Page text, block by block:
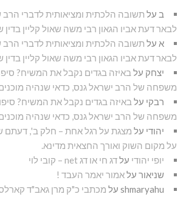
ב על תשובה הלכתית ומציאותית לדברי הרב
לבאר דעת אביו הגאון רבי משה שאול קליין
א על תשובה הלכתית ומציאותית לדברי הרב
לבאר דעת אביו הגאון רבי משה שאול קליין
יצחק על באיזה בגדים נקבל את המשיח?
משפחה של הרב ישראל גנס, כדאי שנהיה
רבקי על באיזה בגדים נקבל את המשיח?
משפחה של הרב ישראל גנס, כדאי שנהיה
יהודי על מצגת על רגל אחת – חלק ב', דעתם
על מקום השוק ואורך החצאית מדינא.
יופי יהודי עלדג חי או דג net – קובי לוי
שניאור עלאמור יאמר העבד !
shmaryahu על מכתבי כ"ק מרן גאב"ד